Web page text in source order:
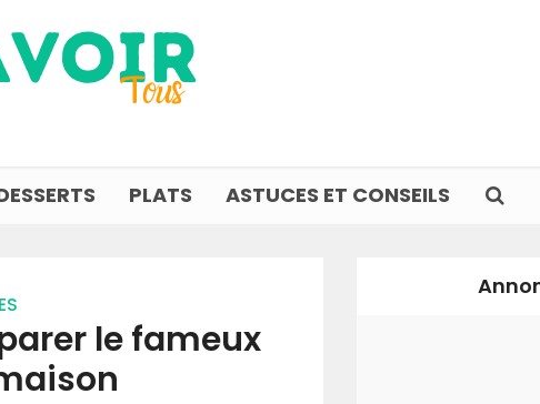
PLATS ASTUCES ET CONSEILS
le fameux